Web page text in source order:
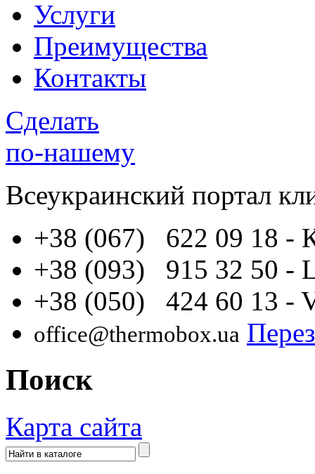
Услуги
Преимущества
Контакты
Сделать
по-нашему
Всеукраинский портал
+38 (067) 622 09 18 -
+38 (093) 915 32 50 -
+38 (050) 424 60 13 -
office@thermobox.ua
Поиск
Карта сайта